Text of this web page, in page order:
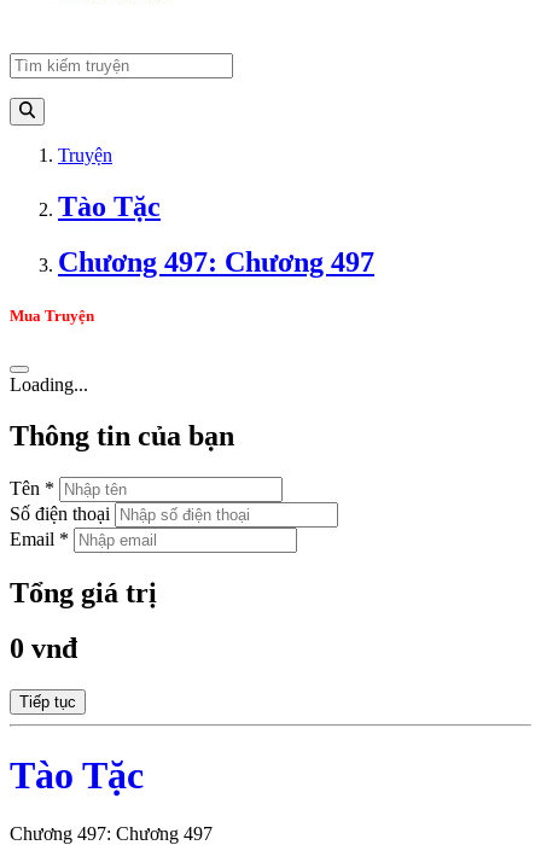
Truyện
Tào Tặc
Chương 497: Chương 497
Mua Truyện
Loading...
Thông tin của bạn
Tên *
Số điện thoại
Email *
Tổng giá trị
0 vnđ
Tiếp tục
Tào Tặc
Chương 497: Chương 497